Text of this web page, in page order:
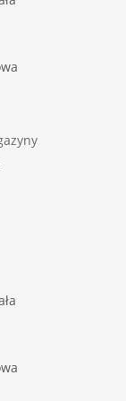
w
1-
przy
lit. a -
działki